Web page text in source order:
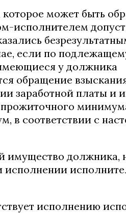
может быть
исполнителем
если по
у должника
обращение
заработной платы и
в соответствии с
имущество должника,
исполнении
исполнению